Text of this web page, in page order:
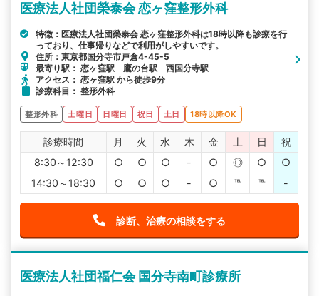
医療法人社団榮泰会 恋ヶ窪整形外科
特徴：医療法人社団榮泰会 恋ヶ窪整形外科は18時以降も診療を行
っており、仕事帰りなどで利用がしやすいです。
住所：東京都国分寺市戸倉4-45-5
最寄り駅： 恋ヶ窪駅 鷹の台駅 西国分寺駅
アクセス： 恋ヶ窪駅 から徒歩9分
診療科目： 整形外科
整形外科 土曜日 日曜日 祝日 土日 18時以降OK
診療時間 月 火 水 木 金 土 日
祝
8:30～12:30
○ ○ ○ - ○ ◎ ○
○
14:30～18:30
○ ○ ○ - ○ ℡ ℡ -
診断、治療の相談をする
医療法人社団福仁会 国分寺南町診療所